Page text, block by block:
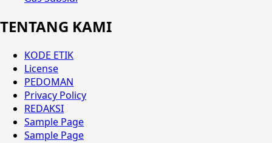
TENTANG KAMI
KODE ETIK
License
PEDOMAN
Privacy Policy
REDAKSI
Sample Page
Sample Page